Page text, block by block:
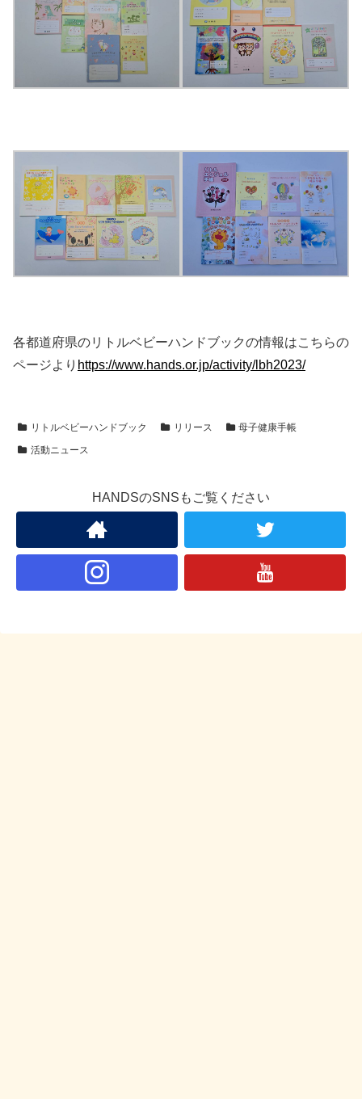
各都道府県のリトルベビーハンドブックの情報はこちらの
ページより https://www.hands.or.jp/activity/lbh2023/
リトルベビーハンドブック リリース
母子健康手帳
活動ニュース
HANDSのSNSもご覧ください